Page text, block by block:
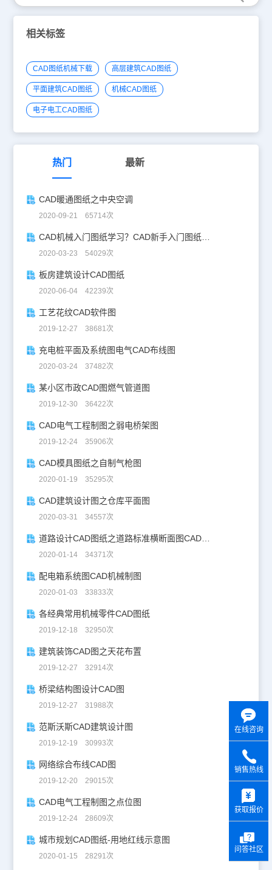
相关标签
CAD图纸机械下载 高层建筑CAD图纸
平面建筑CAD图纸 机械CAD图纸
电子电工CAD图纸
热门 最新
CAD暖通图纸之中央空调
2020-09-21 65714次
CAD机械入门图纸学习？CAD新手入门图纸练习
2020-03-23 54029次
板房建筑设计CAD图纸
2020-06-04 42239次
工艺花纹CAD软件图
2019-12-27 38681次
充电桩平面及系统图电气CAD布线图
2020-03-24 37482次
某小区市政CAD图燃气管道图
2019-12-30 36422次
CAD电气工程制图之弱电桥架图
2019-12-24 35906次
CAD模具图纸之自制气枪图
2020-01-19 35295次
CAD建筑设计图之仓库平面图
2020-03-31 34557次
道路设计CAD图纸之道路标准横断面图CAD图纸
2020-01-14 34371次
配电箱系统图CAD机械制图
2020-01-03 33833次
各经典常用机械零件CAD图纸
2019-12-18 32950次
建筑装饰CAD图之天花布置
2019-12-27 32914次
桥梁结构图设计CAD图
2019-12-27 31988次
范斯沃斯CAD建筑设计图
2019-12-19 30993次
网络综合布线CAD图
2019-12-20 29015次
CAD电气工程制图之点位图
2019-12-24 28609次
城市规划CAD图纸-用地红线示意图
2020-01-15 28291次
在线咨询
销售热线
获取报价
问答社区